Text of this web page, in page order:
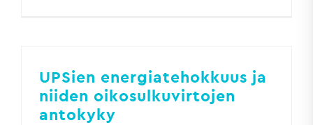
UPSien energiatehokkuus ja
niiden oikosulkuvirtojen
antokyky